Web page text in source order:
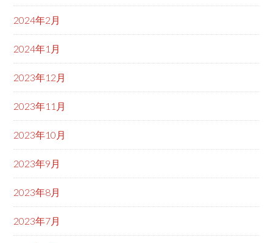
2024年2月
2024年1月
2023年12月
2023年11月
2023年10月
2023年9月
2023年8月
2023年7月